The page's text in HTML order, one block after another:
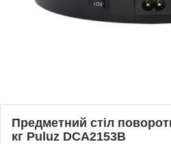
Предметний стіл
кг Puluz DCA2153B